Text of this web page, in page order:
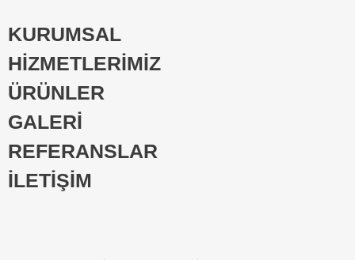
KURUMSAL
HİZMETLERİMİZ
ÜRÜNLER
GALERİ
REFERANSLAR
İLETİŞİM